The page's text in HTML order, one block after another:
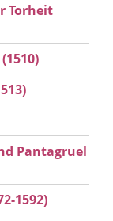
Torheit
Pantagruel
1592)